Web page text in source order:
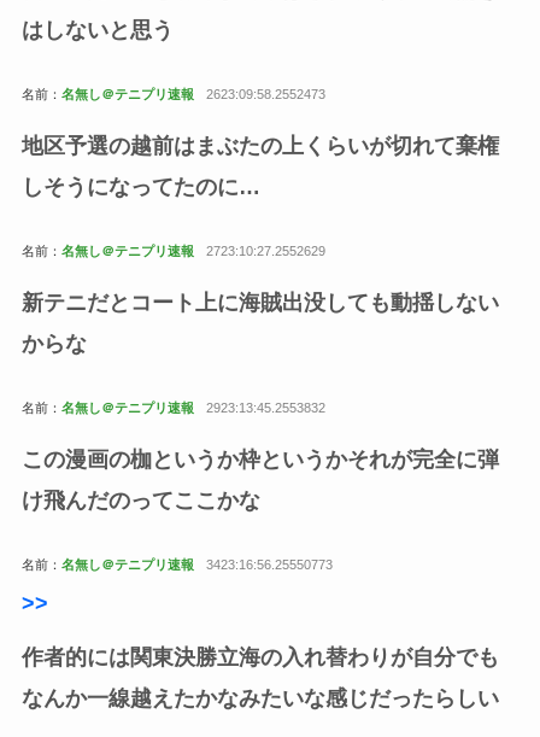
はしないと思う
名前： 名無し＠テニプリ速報 2623:09:58.2552473
地区予選の越前はまぶたの上くらいが切れて棄権
しそうになってたのに…
名前： 名無し＠テニプリ速報 2723:10:27.2552629
新テニだとコート上に海賊出没しても動揺しない
からな
名前： 名無し＠テニプリ速報 2923:13:45.2553832
この漫画の枷というか枠というかそれが完全に弾
け飛んだのってここかな
名前： 名無し＠テニプリ速報 3423:16:56.25550773
>>
作者的には関東決勝立海の入れ替わりが自分でも
なんか一線越えたかなみたいな感じだったらしい